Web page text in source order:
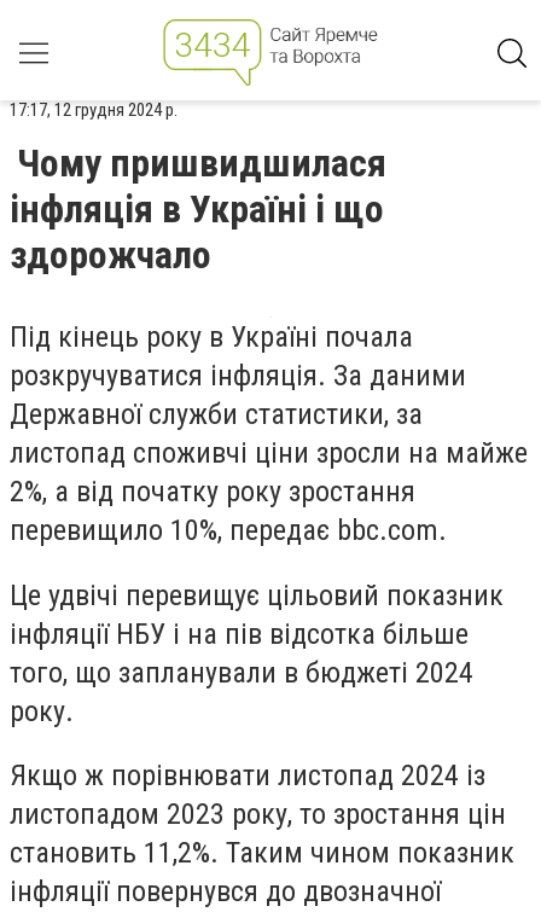
17:17, 12 грудня 2024 р.
Чому пришвидшилася
інфляція в Україні і що
здорожчало
Під кінець року в Україні почала
розкручуватися інфляція. За даними
Державної служби статистики, за
листопад споживчі ціни зросли на майже
2%, а від початку року зростання
перевищило 10%, передає bbc.com.
Це удвічі перевищує цільовий показник
інфляції НБУ і на пів відсотка більше
того, що запланували в бюджеті 2024
року.
Якщо ж порівнювати листопад 2024 із
листопадом 2023 року, то зростання цін
становить 11,2%. Таким чином показник
інфляції повернувся до двозначної